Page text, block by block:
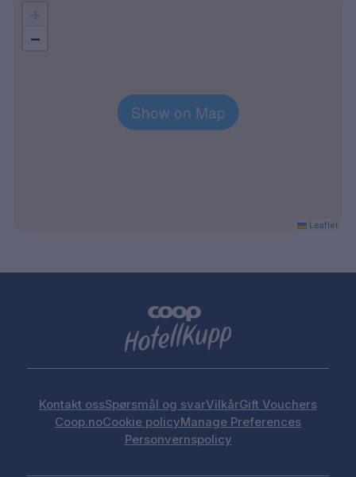
Show on Map
−
Leaflet
Kontakt ossSpørsmål og svarVilkårGift Vouchers
Coop.noCookie policyManage Preferences
Personvernspolicy